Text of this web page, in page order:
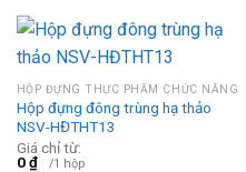
HỘP ĐỰNG THỰC PHẨM CHỨC NĂNG
Hộp đựng đông trùng hạ thảo
NSV-HĐTHT13
Giá chỉ từ:
0₫ /1 hộp